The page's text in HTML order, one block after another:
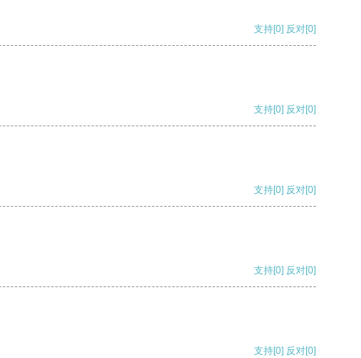
支持[0] 反对[0]
支持[0] 反对[0]
支持[0] 反对[0]
支持[0] 反对[0]
支持[0] 反对[0]